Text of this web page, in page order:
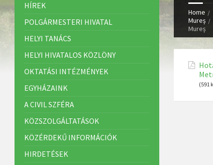
Home
Mureș
Mureș
(591
HÍREK
POLGÁRMESTERI HIVATAL
HELYI TANÁCS
HELYI HIVATALOS KÖZLÖNY
OKTATÁSI INTÉZMÉNYEK
EGYHÁZAINK
A CIVIL SZFÉRA
KÖZSZOLGÁLTATÁSOK
KÖZÉRDEKŰ INFORMÁCIÓK
HIRDETÉSEK